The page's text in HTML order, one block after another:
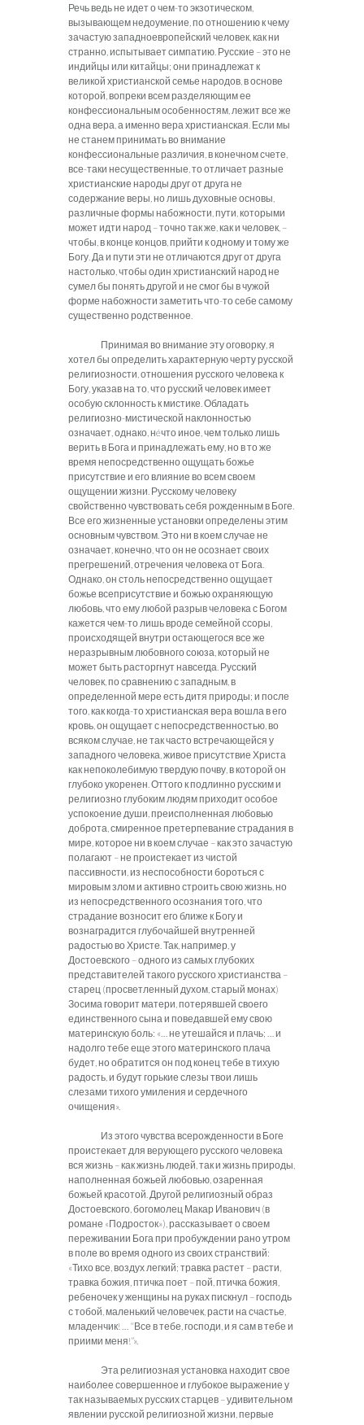
Речь ведь не идет о чем-то экзотическом,
вызывающем недоумение, по отношению к чему
зачастую западноевропейский человек, как ни
странно, испытывает симпатию. Русские – это не
индийцы или китайцы; они принадлежат к
великой христианской семье народов, в основе
которой, вопреки всем разделяющим ее
конфессиональным особенностям, лежит все же
одна вера, а именно вера христианская. Если мы
не станем принимать во внимание
конфессиональные различия, в конечном счете,
все-таки несущественные, то отличает разные
христианские народы друг от друга не
содержание веры, но лишь духовные основы,
различные формы набожности, пути, которыми
может идти народ – точно так же, как и человек, –
чтобы, в конце концов, прийти к одному и тому же
Богу. Да и пути эти не отличаются друг от друга
настолько, чтобы один христианский народ не
сумел бы понять другой и не смог бы в чужой
форме набожности заметить что-то себе самому
существенно родственное.
Принимая во внимание эту оговорку, я
хотел бы определить характерную черту русской
религиозности, отношения русского человека к
Богу, указав на то, что русский человек имеет
особую склонность к мистике. Обладать
религиозно-мистической наклонностью
означает, однако, нéчто иное, чем только лишь
верить в Бога и принадлежать ему, но в то же
время непосредственно ощущать божье
присутствие и его влияние во всем своем
ощущении жизни. Русскому человеку
свойственно чувствовать себя рожденным в Боге.
Все его жизненные установки определены этим
основным чувством. Это ни в коем случае не
означает, конечно, что он не осознает своих
прегрешений, отречения человека от Бога.
Однако, он столь непосредственно ощущает
божье всеприсутствие и божью охраняющую
любовь, что ему любой разрыв человека с Богом
кажется чем-то лишь вроде семейной ссоры,
происходящей внутри остающегося все же
неразрывным любовного союза, который не
может быть расторгнут навсегда. Русский
человек, по сравнению с западным, в
определенной мере есть дитя природы; и после
того, как когда-то христианская вера вошла в его
кровь, он ощущает с непосредственностью, во
всяком случае, не так часто встречающейся у
западного человека, живое присутствие Христа
как непоколебимую твердую почву, в которой он
глубоко укоренен. Оттого к подлинно русским и
религиозно глубоким людям приходит особое
успокоение души, преисполненная любовью
доброта, смиренное претерпевание страдания в
мире, которое ни в коем случае – как это зачастую
полагают – не проистекает из чистой
пассивности, из неспособности бороться с
мировым злом и активно строить свою жизнь, но
из непосредственного осознания того, что
страдание возносит его ближе к Богу и
вознаградится глубочайшей внутренней
радостью во Христе. Так, например, у
Достоевского – одного из самых глубоких
представителей такого русского христианства –
старец (просветленный духом, старый монах)
Зосима говорит матери, потерявшей своего
единственного сына и поведавшей ему свою
материнскую боль: «… не утешайся и плачь; … и
надолго тебе еще этого материнского плача
будет, но обратится он под конец тебе в тихую
радость, и будут горькие слезы твои лишь
слезами тихого умиления и сердечного
очищения».
Из этого чувства всерожденности в Боге
проистекает для верующего русского человека
вся жизнь – как жизнь людей, так и жизнь природы,
наполненная божьей любовью, озаренная
божьей красотой. Другой религиозный образ
Достоевского, богомолец Макар Иванович (в
романе «Подросток»), рассказывает о своем
переживании Бога при пробуждении рано утром
в поле во время одного из своих странствий:
«Тихо все, воздух легкий; травка растет – расти,
травка божия, птичка поет – пой, птичка божия,
ребеночек у женщины на руках пискнул – господь
с тобой, маленький человечек, расти на счастье,
младенчик! … “Все в тебе, господи, и я сам в тебе и
приими меня!”».
Эта религиозная установка находит свое
наиболее совершенное и глубокое выражение у
так называемых русских старцев – удивительном
явлении русской религиозной жизни, первые